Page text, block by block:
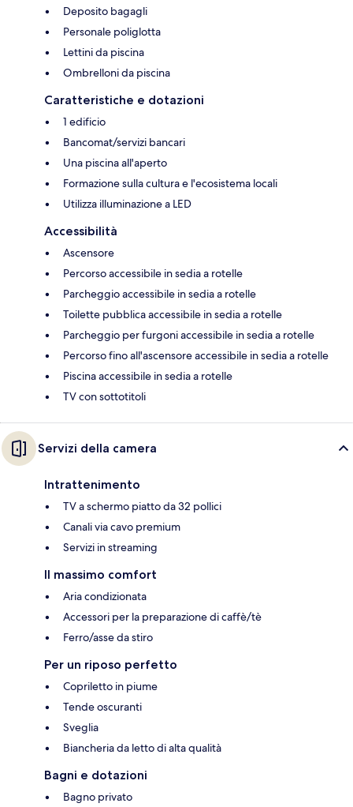
Deposito bagagli
Personale poliglotta
Lettini da piscina
Ombrelloni da piscina
Caratteristiche e dotazioni
1 edificio
Bancomat/servizi bancari
Una piscina all'aperto
Formazione sulla cultura e l'ecosistema locali
Utilizza illuminazione a LED
Accessibilità
Ascensore
Percorso accessibile in sedia a rotelle
Parcheggio accessibile in sedia a rotelle
Toilette pubblica accessibile in sedia a rotelle
Parcheggio per furgoni accessibile in sedia a rotelle
Percorso fino all'ascensore accessibile in sedia a rotelle
Piscina accessibile in sedia a rotelle
TV con sottotitoli
Servizi della camera
Intrattenimento
TV a schermo piatto da 32 pollici
Canali via cavo premium
Servizi in streaming
Il massimo comfort
Aria condizionata
Accessori per la preparazione di caffè/tè
Ferro/asse da stiro
Per un riposo perfetto
Copriletto in piume
Tende oscuranti
Sveglia
Biancheria da letto di alta qualità
Bagni e dotazioni
Bagno privato